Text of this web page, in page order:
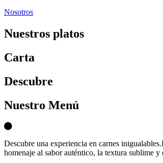
Nosotros
Nuestros platos
Carta
Descubre
Nuestro Menú
Descubre una experiencia en carnes
homenaje al sabor auténtico, la textura sublime y